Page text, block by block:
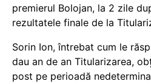
premierul Bolojan, la 2 zile
rezultatele finale de la
Sorin Ion, întrebat cum le
dau an de an Titularizarea,
post pe perioadă